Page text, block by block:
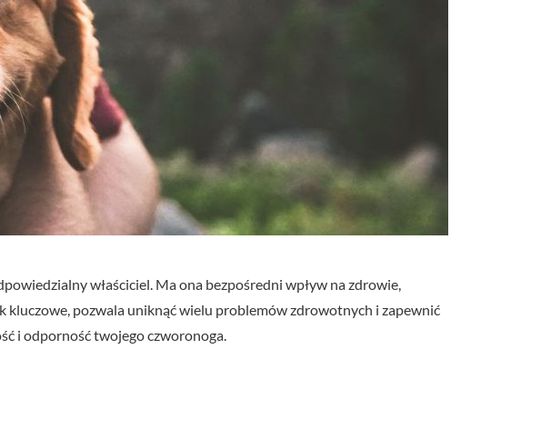
właściciel. Ma ona bezpośredni wpływ na zdrowie,
kluczowe, pozwala uniknąć wielu problemów zdrowotnych i zapewnić
i odporność twojego czworonoga.